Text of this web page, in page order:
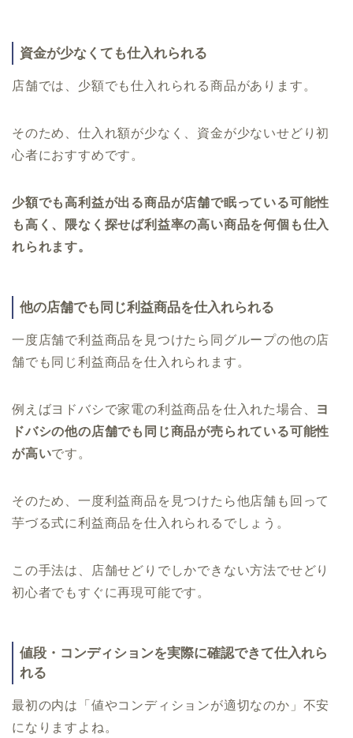
資金が少なくても仕入れられる
店舗では、少額でも仕入れられる商品があります。
そのため、仕入れ額が少なく、資金が少ないせどり初
心者におすすめです。
少額でも高利益が出る商品が店舗で眠っている可能性
も高く、隈なく探せば利益率の高い商品を何個も仕入
れられます。
他の店舗でも同じ利益商品を仕入れられる
一度店舗で利益商品を見つけたら同グループの他の店
舗でも同じ利益商品を仕入れられます。
例えばヨドバシで家電の利益商品を仕入れた場合、 ヨ
ドバシの他の店舗でも同じ商品が売られている可能性
が高いです。
そのため、一度利益商品を見つけたら他店舗も回って
芋づる式に利益商品を仕入れられるでしょう。
この手法は、店舗せどりでしかできない方法でせどり
初心者でもすぐに再現可能です。
値段・コンディションを実際に確認できて仕入れら
れる
最初の内は「値やコンディションが適切なのか」不安
になりますよね。